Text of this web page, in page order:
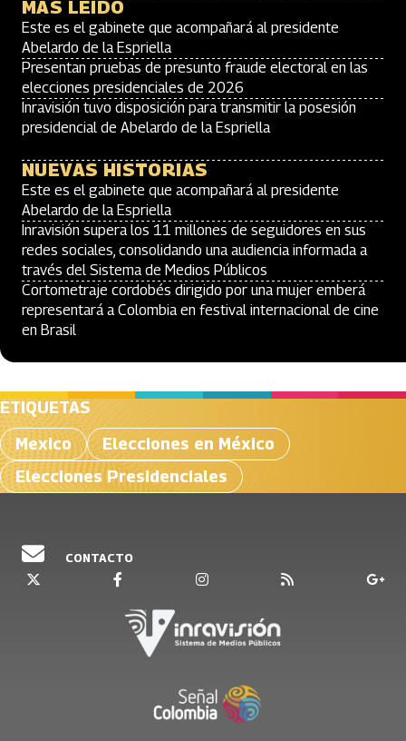
MÁS LEÍDO
Este es el gabinete que acompañará al presidente
Abelardo de la Espriella
Presentan pruebas de presunto fraude electoral en las
elecciones presidenciales de 2026
Inravisión tuvo disposición para transmitir la posesión
presidencial de Abelardo de la Espriella
NUEVAS HISTORIAS
Este es el gabinete que acompañará al presidente
Abelardo de la Espriella
Inravisión supera los 11 millones de seguidores en sus
redes sociales, consolidando una audiencia informada a
través del Sistema de Medios Públicos
Cortometraje cordobés dirigido por una mujer emberá
representará a Colombia en festival internacional de cine
en Brasil
ETIQUETAS
Mexico
Elecciones en México
Elecciones Presidenciales
CONTACTO